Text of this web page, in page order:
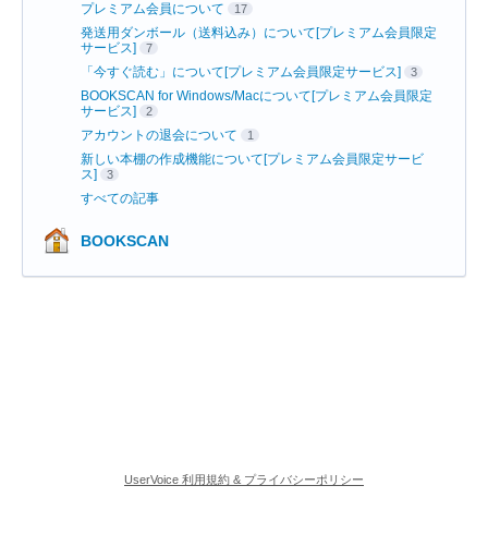
プレミアム会員について 17
発送用ダンボール（送料込み）について[プレミアム会員限定
サービス]
7
「今すぐ読む」について[プレミアム会員限定サービス] 3
BOOKSCAN for Windows/Macについて[プレミアム会員限定
サービス]
2
アカウントの退会について 1
新しい本棚の作成機能について[プレミアム会員限定サービ
ス]
3
すべての記事
BOOKSCAN
UserVoice 利用規約 & プライバシーポリシー